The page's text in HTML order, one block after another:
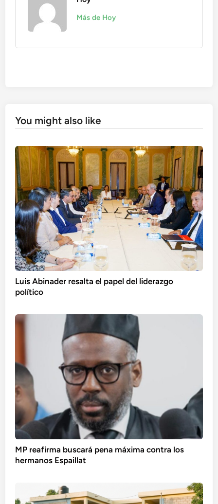
Más de Hoy
You might also like
Luis Abinader resalta el papel del liderazgo
político
MP reafirma buscará pena máxima contra los
hermanos Espaillat